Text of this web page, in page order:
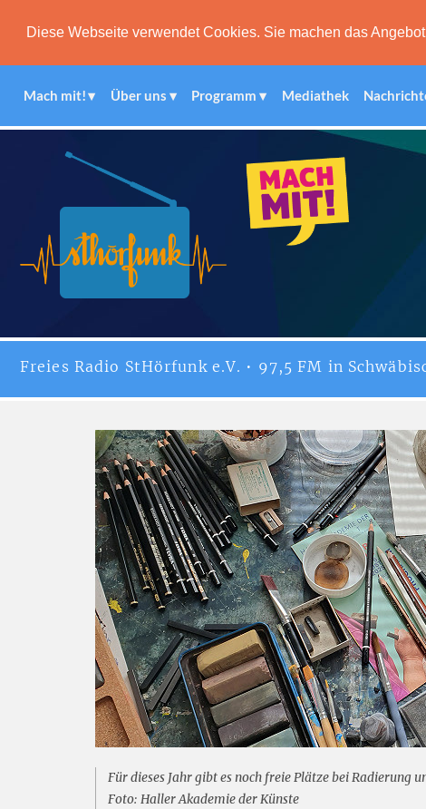
Diese Webseite verwendet Cookies. Sie machen das
Mach mit! Über uns Programm Mediathek
Freies Radio StHörfunke.V. • 97,5 FM in
Für dieses Jahr gibt es noch freie Plätze bei Radierung
Foto: Haller Akademie der Künste